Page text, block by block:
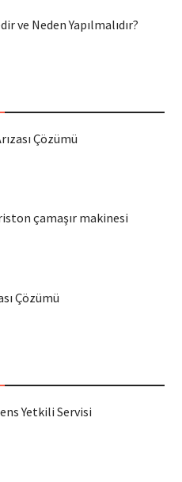
ve Neden Yapılmalıdır?
Çözümü
çamaşır makinesi
Çözümü
Yetkili Servisi